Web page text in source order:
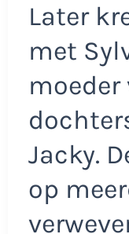
Later
met
moeder
Jacky.
op